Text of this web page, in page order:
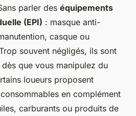
parler des équipements
(EPI) : masque anti-
casque ou
souvent négligés, ils sont
que vous manipulez du
loueurs proposent
en complément
carburants ou produits de